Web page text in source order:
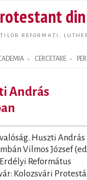
main
REFORMAȚI,
CERCETARE
András
Huszti András
Vilmos József
Református
Kolozsvári